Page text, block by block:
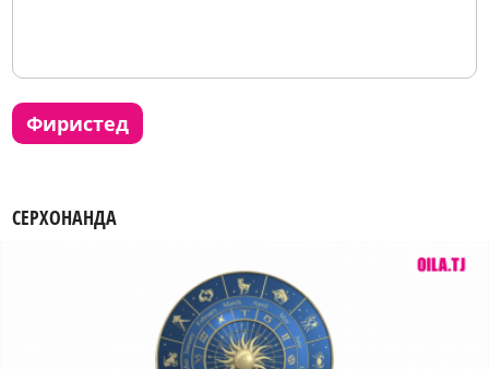
фиристед
СЕРХОНАНДА